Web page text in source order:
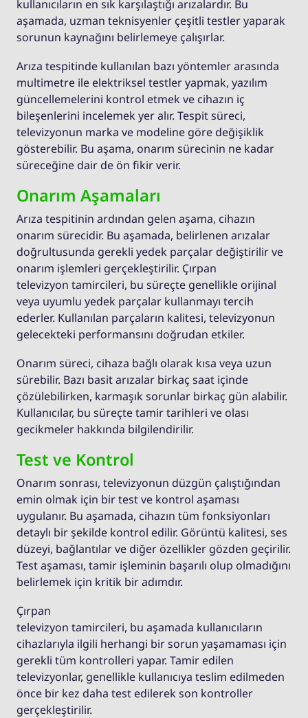
kullanıcıların en sık karşılaştığı arızalardır. Bu
aşamada, uzman teknisyenler çeşitli testler yaparak
sorunun kaynağını belirlemeye çalışırlar.
Arıza tespitinde kullanılan bazı yöntemler arasında
multimetre ile elektriksel testler yapmak, yazılım
güncellemelerini kontrol etmek ve cihazın iç
bileşenlerini incelemek yer alır. Tespit süreci,
televizyonun marka ve modeline göre değişiklik
gösterebilir. Bu aşama, onarım sürecinin ne kadar
süreceğine dair de ön fikir verir.
Onarım Aşamaları
Arıza tespitinin ardından gelen aşama, cihazın
onarım sürecidir. Bu aşamada, belirlenen arızalar
doğrultusunda gerekli yedek parçalar değiştirilir ve
onarım işlemleri gerçekleştirilir. Çırpan
televizyon tamircileri, bu süreçte genellikle orijinal
veya uyumlu yedek parçalar kullanmayı tercih
ederler. Kullanılan parçaların kalitesi, televizyonun
gelecekteki performansını doğrudan etkiler.
Onarım süreci, cihaza bağlı olarak kısa veya uzun
sürebilir. Bazı basit arızalar birkaç saat içinde
çözülebilirken, karmaşık sorunlar birkaç gün alabilir.
Kullanıcılar, bu süreçte tamir tarihleri ve olası
gecikmeler hakkında bilgilendirilir.
Test ve Kontrol
Onarım sonrası, televizyonun düzgün çalıştığından
emin olmak için bir test ve kontrol aşaması
uygulanır. Bu aşamada, cihazın tüm fonksiyonları
detaylı bir şekilde kontrol edilir. Görüntü kalitesi, ses
düzeyi, bağlantılar ve diğer özellikler gözden geçirilir.
Test aşaması, tamir işleminin başarılı olup olmadığını
belirlemek için kritik bir adımdır.
Çırpan
televizyon tamircileri, bu aşamada kullanıcıların
cihazlarıyla ilgili herhangi bir sorun yaşamaması için
gerekli tüm kontrolleri yapar. Tamir edilen
televizyonlar, genellikle kullanıcıya teslim edilmeden
önce bir kez daha test edilerek son kontroller
gerçekleştirilir.